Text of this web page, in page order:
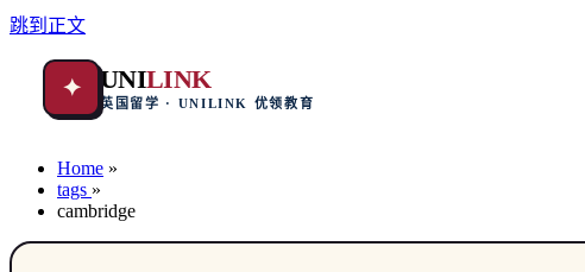
跳到正文
✦ UNILINK
英国留学 · UNILINK 优领教育
Home »
tags »
cambridge